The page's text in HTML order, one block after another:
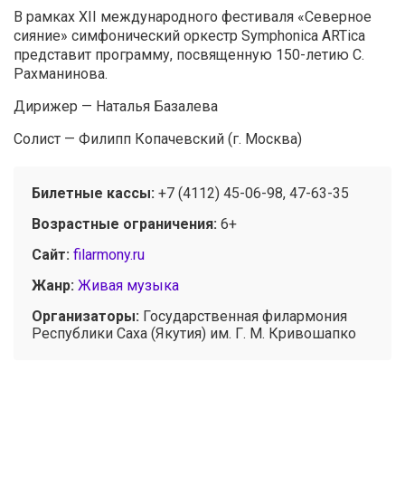
В рамках XII международного фестиваля «Северное
сияние» симфонический оркестр Symphonica ARTica
представит программу, посвященную 150-летию С.
Рахманинова.
Дирижер — Наталья Базалева
Солист — Филипп Копачевский (г. Москва)
Билетные кассы: +7 (4112) 45-06-98, 47-63-35
Возрастные ограничения: 6+
Сайт: filarmony.ru
Жанр: Живая музыка
Организаторы: Государственная филармония
Республики Саха (Якутия) им. Г. М. Кривошапко